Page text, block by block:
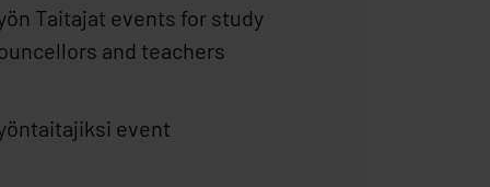
Taitajat events for study
and teachers
event